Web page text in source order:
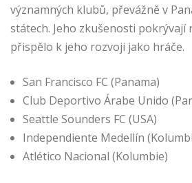
významných klubů, převážně v
státech. Jeho zkušenosti pokrývají
přispělo k jeho rozvoji jako hráče.
San Francisco FC (Panama)
Club Deportivo Árabe Unido
Seattle Sounders FC (USA)
Independiente Medellín
Atlético Nacional (Kolumbie)